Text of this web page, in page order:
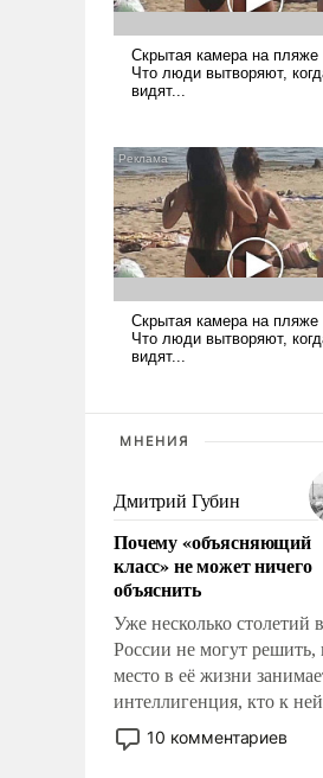
МНЕНИЯ
Дмитрий Губин
Почему «объясняющий
класс» не может ничего
объяснить
Уже несколько столетий в
России не могут решить,
место в её жизни
интеллигенция, кто к ней
принадлежит, а кого из неё
исключили с правом
10 комментариев